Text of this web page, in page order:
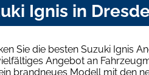
Ignis in
Sie die besten Suzuki Ignis
Angebot an
brandneues Modell mit den